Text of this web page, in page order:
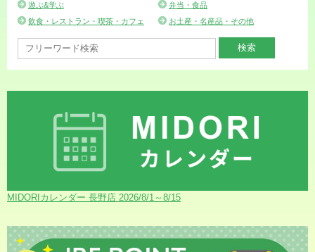
遊ぶ&学ぶ
弁当・食品
飲食・レストラン・喫茶・カフェ
お土産・名産品・その他
MIDORIカレンダー 長野店 2026/8/1～8/15